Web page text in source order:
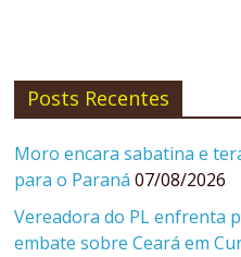
Posts Recentes
Moro encara sabatina e
para o Paraná 07/08/2026
Vereadora do PL enfrenta
embate sobre Ceará em